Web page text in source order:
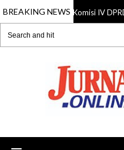
BREAKING NEWS
06 Aug 2026 Komisi IV